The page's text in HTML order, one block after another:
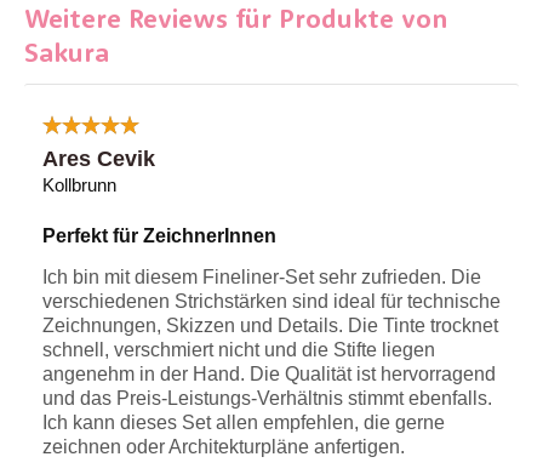
Weitere Reviews für Produkte von
Sakura
Ares Cevik
Kollbrunn
Perfekt für ZeichnerInnen
Ich bin mit diesem Fineliner-Set sehr zufrieden. Die
verschiedenen Strichstärken sind ideal für technische
Zeichnungen, Skizzen und Details. Die Tinte trocknet
schnell, verschmiert nicht und die Stifte liegen
angenehm in der Hand. Die Qualität ist hervorragend
und das Preis-Leistungs-Verhältnis stimmt ebenfalls.
Ich kann dieses Set allen empfehlen, die gerne
zeichnen oder Architekturpläne anfertigen.